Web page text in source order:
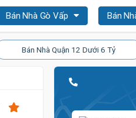
Bán Nhà Gò Vấp Bán
Bán Nhà Quận 12 Dưới 6 Tỷ